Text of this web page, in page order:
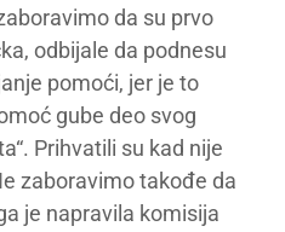
da su prvo
odbijale da podnesu
pomoći, jer je to
gube deo svog
Prihvatili su kad nije
zaboravimo takođe da
je napravila komisija